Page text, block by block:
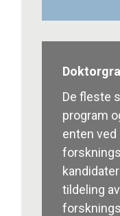
De fleste
program
enten
tildeling